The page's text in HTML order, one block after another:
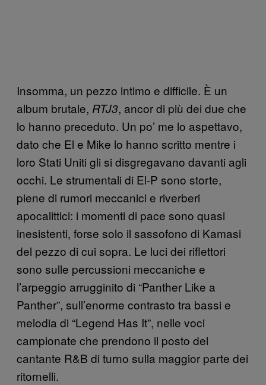
Insomma, un pezzo intimo e difficile. È un
album brutale, RTJ3, ancor di più dei due che
lo hanno preceduto. Un po’ me lo aspettavo,
dato che El e Mike lo hanno scritto mentre i
loro Stati Uniti gli si disgregavano davanti agli
occhi. Le strumentali di El-P sono storte,
piene di rumori meccanici e riverberi
apocalittici: i momenti di pace sono quasi
inesistenti, forse solo il sassofono di Kamasi
del pezzo di cui sopra. Le luci dei riflettori
sono sulle percussioni meccaniche e
l’arpeggio arrugginito di “Panther Like a
Panther”, sull’enorme contrasto tra bassi e
melodia di “Legend Has It”, nelle voci
campionate che prendono il posto del
cantante R&B di turno sulla maggior parte dei
ritornelli.